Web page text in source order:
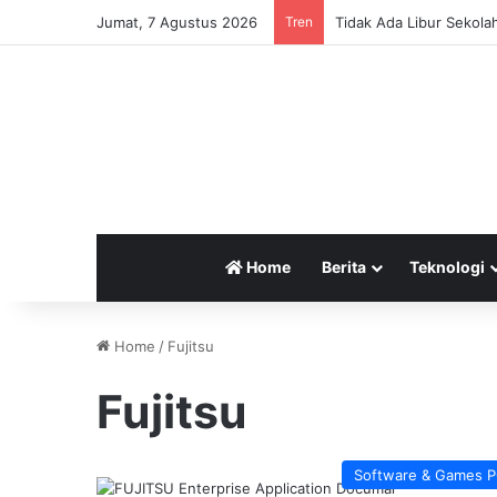
Jumat, 7 Agustus 2026 Tren Tidak Ada Libur
Home Berita Teknologi
Home / Fujitsu
Fujitsu
Software & Games